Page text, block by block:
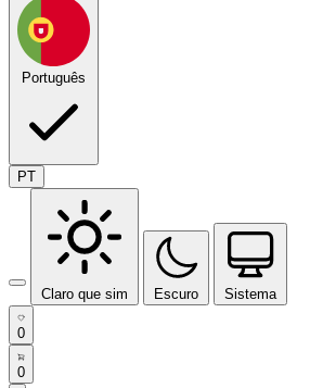
Português
PT
Claro que sim Escuro Sistema
0
0